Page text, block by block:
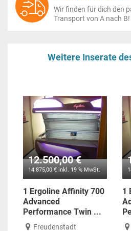
Wir finden für dich den
Transport von A nach B!
Weitere Inserate
12.500,00 €
14.875,00 € inkl. 19 % MwSt.
1 Ergoline Affinity 700
Advanced
Performance Twin ...
Freudenstadt
1